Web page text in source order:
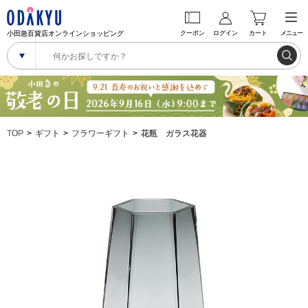
小田急百貨店オンラインショッピング クーポン ログイン カート メニュー
TOP ギフト フラワーギフト 花瓶 ガラス花器